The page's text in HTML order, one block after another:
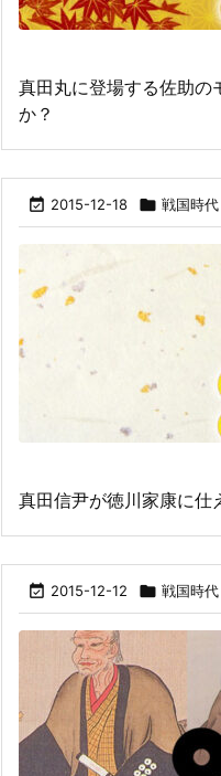
真田丸に登場する佐助の
か？
 2015-12-18  戦国時代
真田信尹が徳川家康に仕
 2015-12-12  戦国時代